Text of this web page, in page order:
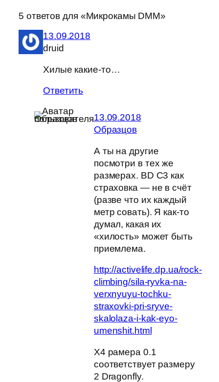
5 ответов для «Микрокамы DMM»
13.09.2018
druid
Хилые какие-то…
Ответить
13.09.2018
Образцов
А ты на другие
посмотри в тех же
размерах. BD C3 как
страховка — не в счёт
(разве что их каждый
метр совать). Я как-то
думал, какая их
«хилость» может быть
приемлема.
http://activelife.dp.ua/rock-
climbing/sila-ryvka-na-
verxnyuyu-tochku-
straxovki-pri-sryve-
skalolaza-i-kak-eyo-
umenshit.html
Х4 рамера 0.1
соответствует размеру
2 Dragonfly.